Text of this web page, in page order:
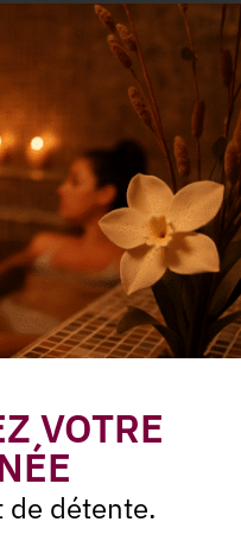
dans :
Monde
VOTRE
de détente.